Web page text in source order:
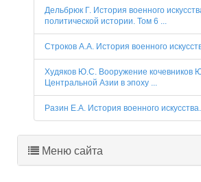
Дельбрюк Г. История военного
политической истории. Том 6 ...
Строков А.А. История военного
Худяков Ю.С. Вооружение кочевников
Центральной Азии в эпоху ...
Разин Е.А. История военного
Меню сайта